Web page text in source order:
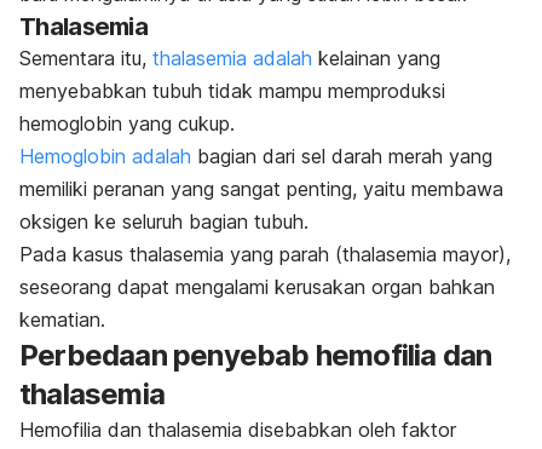
Thalasemia
Sementara itu, thalasemia adalah kelainan yang
menyebabkan tubuh tidak mampu memproduksi
hemoglobin yang cukup.
Hemoglobin adalah bagian dari sel darah merah yang
memiliki peranan yang sangat penting, yaitu membawa
oksigen ke seluruh bagian tubuh.
Pada kasus thalasemia yang parah (thalasemia mayor),
seseorang dapat mengalami kerusakan organ bahkan
kematian.
Perbedaan penyebab hemofilia dan
thalasemia
Hemofilia dan thalasemia disebabkan oleh faktor